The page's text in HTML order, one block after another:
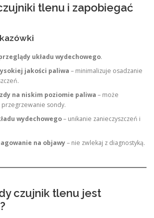
tlenu i zapobiegać
układu wydechowego.
jakości paliwa – minimalizuje osadzanie
na niskim poziomie paliwa – może
sondy.
wydechowego– unikanie zanieczyszczeń i
na objawy– nie zwlekaj z diagnostyką.
czujnik tlenu jest